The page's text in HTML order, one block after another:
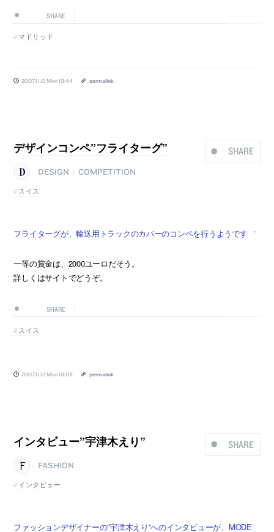
SHARE
マドリッド
2007.11.12 Mon 19:44 permalink
SHARE
デザインコンペ”フライターグ”
DESIGN
COMPETITION
スイス
フライターグが、輸送用トラックのカバーのコンペを行うようです
一等の賞金は、2000ユーロだそう。
詳しくはサイトでどうぞ。
SHARE
スイス
2007.11.12 Mon 18:09 permalink
SHARE
インタビュー”宇津木えり”
FASHION
インタビュー
ファッションデザイナーの”宇津木えり”へのインタビューが、MODE